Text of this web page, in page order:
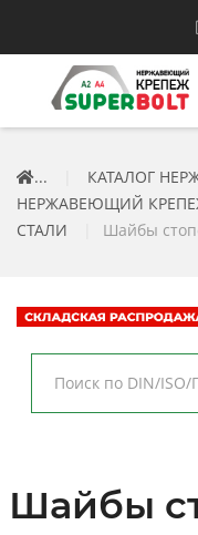
... КАТАЛОГ
НЕРЖАВЕЮЩИЙ
СТАЛИ
Шайбы
Шайбы